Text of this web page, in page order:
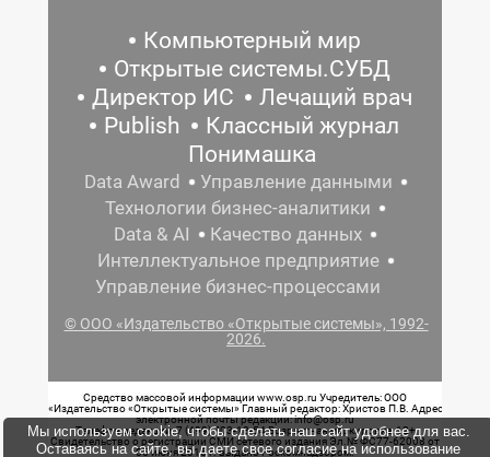
Компьютерный мир
Открытые системы.СУБД
Директор ИС
Лечащий врач
Publish
Классный журнал
Понимашка
Data Award
Управление данными
Технологии бизнес-аналитики
Data & AI
Качество данных
Интеллектуальное предприятие
Управление бизнес-процессами
© ООО «Издательство «Открытые системы», 1992-
2026.
Средство массовой информации www.osp.ru Учредитель: ООО
«Издательство «Открытые системы» Главный редактор: Христов П.В. Адрес
электронной почты редакции: info@osp.ru
Телефон редакции: 7 (499) 703-18-54 Возрастная маркировка: 12+
Свидетельство о регистрации СМИ сетевого издания Эл.№ ФС77-62008 от
05 июня 2015 г. выдано Роскомнадзором.
Мы используем cookie, чтобы сделать наш сайт удобнее для вас.
Оставаясь на сайте, вы даете свое согласие на использование